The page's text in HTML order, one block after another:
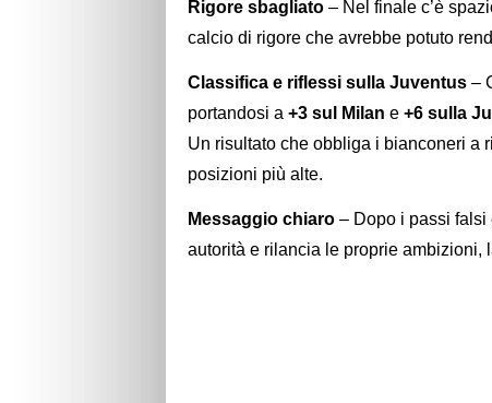
Rigore sbagliato – Nel finale c’è
calcio di rigore che avrebbe potuto
Classifica e riflessi sulla Juventus –
portandosi a +3 sul Milan e +6 sulla
Un risultato che obbliga i bianconeri a
posizioni più alte.
Messaggio chiaro – Dopo i passi falsi
autorità e rilancia le proprie